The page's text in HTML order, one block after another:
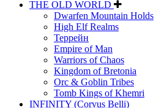
THE OLD WORLD
Dwarfen Mountain Holds
High Elf Realms
Террейн
Empire of Man
Warriors of Chaos
Kingdom of Bretonia
Orc & Goblin Tribes
Tomb Kings of Khemri
INFINITY (Corvus Belli)